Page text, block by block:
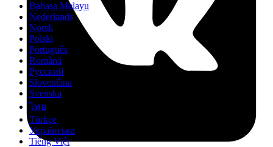
Bahasa Melayu
Nederlands
Norsk
Polski
Português
Română
Русский
Slovenčina
Svenska
ไทย
Türkçe
Українська
Tiếng Việt